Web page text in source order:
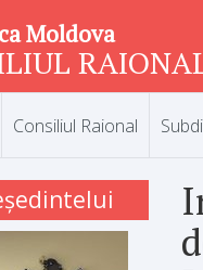
Moldova
Consiliul Raional